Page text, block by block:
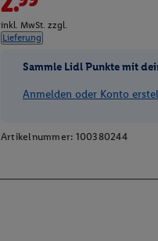
inkl. MwSt. zzgl.
Lieferung
Sammle Lidl Punkte mit
Anmelden oder Konto
Artikelnummer: 100380244